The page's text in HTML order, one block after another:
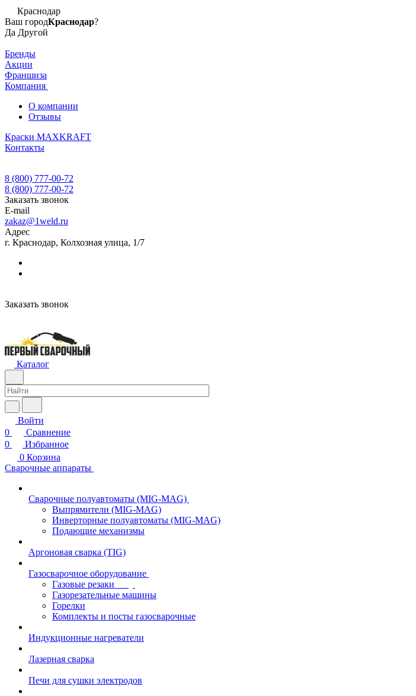
Краснодар
Ваш городКраснодар?
Да Другой
Бренды
Акции
Франшиза
Компания
О компании
Отзывы
Краски MAXKRAFT
Контакты
8 (800) 777-00-72
8 (800) 777-00-72
Заказать звонок
E-mail
zakaz@1weld.ru
Адрес
г. Краснодар, Колхозная улица, 1/7
Заказать звонок
Каталог
Войти
0
Сравнение
0
Избранное
0 Корзина
Сварочные аппараты
Сварочные полуавтоматы (MIG-MAG)
Выпрямители (MIG-MAG)
Инверторные полуавтоматы (MIG-MAG)
Подающие механизмы
Аргоновая сварка (TIG)
Газосварочное оборудование
Газовые резаки
Газорезательные машины
Горелки
Комплекты и посты газосварочные
Индукционные нагреватели
Лазерная сварка
Печи для сушки электродов